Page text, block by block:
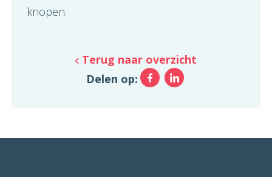
knopen.
Terug naar overzicht
Delen op:
Facebook
LinkedIn